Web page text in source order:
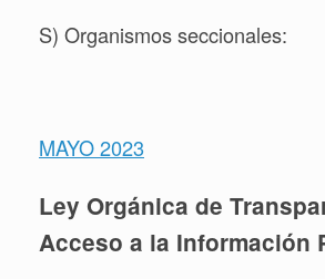
S) Organismos seccionales:
MAYO 2023
Ley Orgánica de
Acceso a la Información